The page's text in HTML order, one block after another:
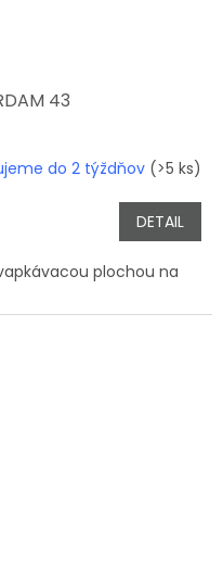
43
do 2 týždňov (>5 ks)
DETAIL
plochou na